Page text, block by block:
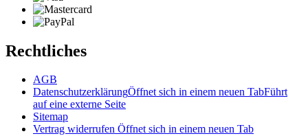
Rechtliches
AGB
DatenschutzerklärungÖffnet sich in einem neuen TabFührt
auf eine externe Seite
Sitemap
Vertrag widerrufen Öffnet sich in einem neuen Tab